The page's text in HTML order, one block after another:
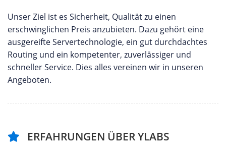
Unser Ziel ist es Sicherheit, Qualität zu einen
erschwinglichen Preis anzubieten. Dazu gehört eine
ausgereifte Servertechnologie, ein gut durchdachtes
Routing und ein kompetenter, zuverlässiger und
schneller Service. Dies alles vereinen wir in unseren
Angeboten.
ERFAHRUNGEN ÜBER YLABS